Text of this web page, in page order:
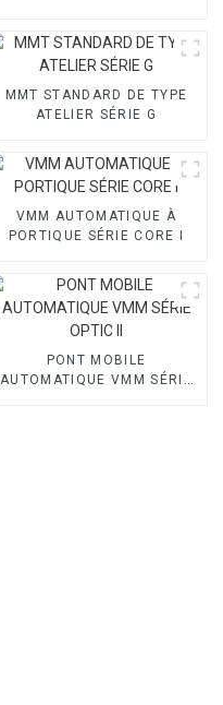
MMT STANDARD DE TYPE
ATELIER SÉRIE G
VMM AUTOMATIQUE À
PORTIQUE SÉRIE CORE I
PONT MOBILE
AUTOMATIQUE VMM SÉRIE